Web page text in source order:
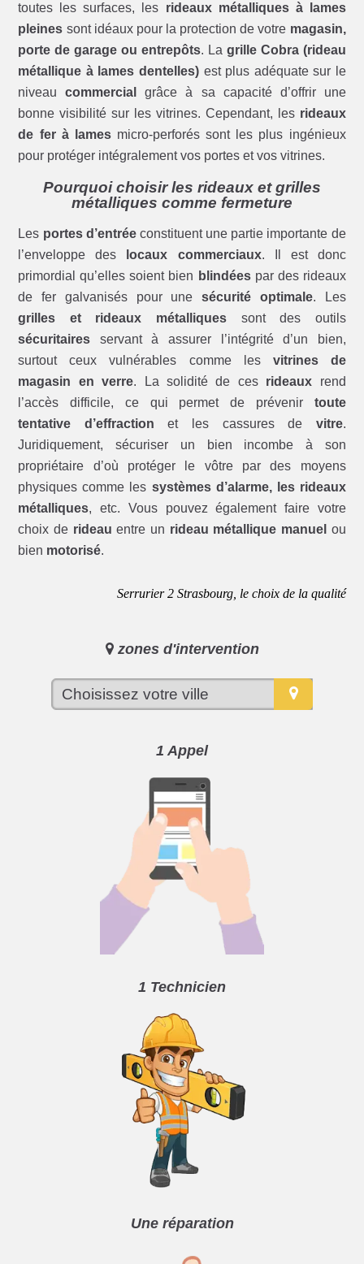
toutes les surfaces, les rideaux métalliques à lames
pleines sont idéaux pour la protection de votre magasin,
porte de garage ou entrepôts. La grille Cobra (rideau
métallique à lames dentelles)est plus adéquate sur le
niveaucommercial
grâce à sa capacité d’offrir une
bonne visibilité sur les vitrines. Cependant, les rideaux
de fer à lamesmicro-perforés sont les plus ingénieux
pour protéger intégralement vos portes et vos vitrines.
Pourquoi choisir les rideaux et grilles
métalliques comme fermeture
Les portes d’entréeconstituent une partie importante de
l’enveloppe des
locaux commerciaux. Il est donc
primordial qu’elles soient bien blindéespar des rideaux
de fer galvanisés pour unesécurité optimale. Les
grilles et rideaux métalliques sont des outils
sécuritaires servant à assurer l’intégrité d’un bien,
surtout ceux vulnérables comme les vitrines de
magasin en verre. La solidité de ces rideaux rend
l’accès difficile, ce qui permet de prévenir toute
tentative d’effraction et les cassures de vitre.
Juridiquement, sécuriser un bien incombe à son
propriétaire d’où protéger le vôtre par des moyens
physiques comme les systèmes d’alarme, les rideaux
métalliques, etc. Vous pouvez également faire votre
choix de rideau entre un rideau métallique manuel ou
bien motorisé.
Serrurier 2 Strasbourg, le choix de la qualité
zones d'intervention
1 Appel
1 Technicien
Une réparation